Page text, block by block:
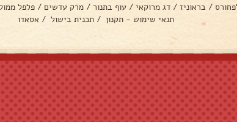
/ בראוניז / דג מרוקאי / עוף בתנור / מרק עדשים / פלפל
תנאי שימוש - תקנון / תכנית בישול / אסאדו